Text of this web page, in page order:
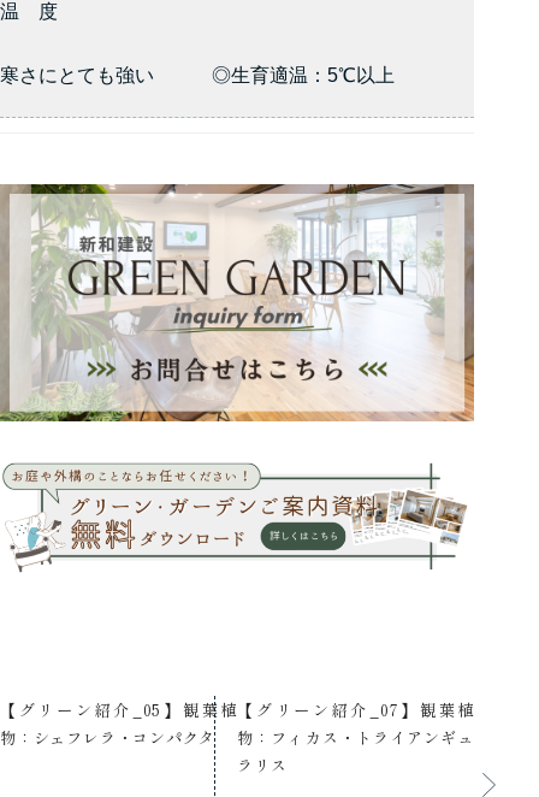
温 度
寒さにとても強い ◎生育適温：5℃以上
【グリーン紹介_05】観葉植
物：シェフレラ・コンパクタ
【グリーン紹介_07】観葉植
物：フィカス・トライアンギュ
ラリス